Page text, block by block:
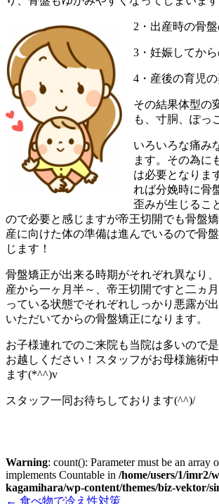
2・出産時の骨盤
3・妊娠してか
4・産後の育児
その結果体型の
も、寸胴、ぽっ
いろいろな痛み
ます。その為に
は必要となりま
れば分娩時に骨
歪みが生じるこ
ので必要と感じますが帝王切開でも骨盤
産に向けた体の準備は進んでいるので骨
じます！
骨盤矯正が出来る時期がそれぞれ異なり
産から一ヶ月半～、帝王切開ですと二ヵ
っている状態でそれぞれしっかり悪露が
いただいてからの骨盤矯正になります。
お子様連れでのご来院も当院は多いので
お越しください！スタッフがお母様施術
ます(*^^)v
スタッフ一同お待ちしております(^^)/
Warning: count(): Parameter must be an array
implements Countable in /home/users/1/imr2/
kagamihara/wp-content/themes/biz-vektor/
← 食べ物で冷え性対策